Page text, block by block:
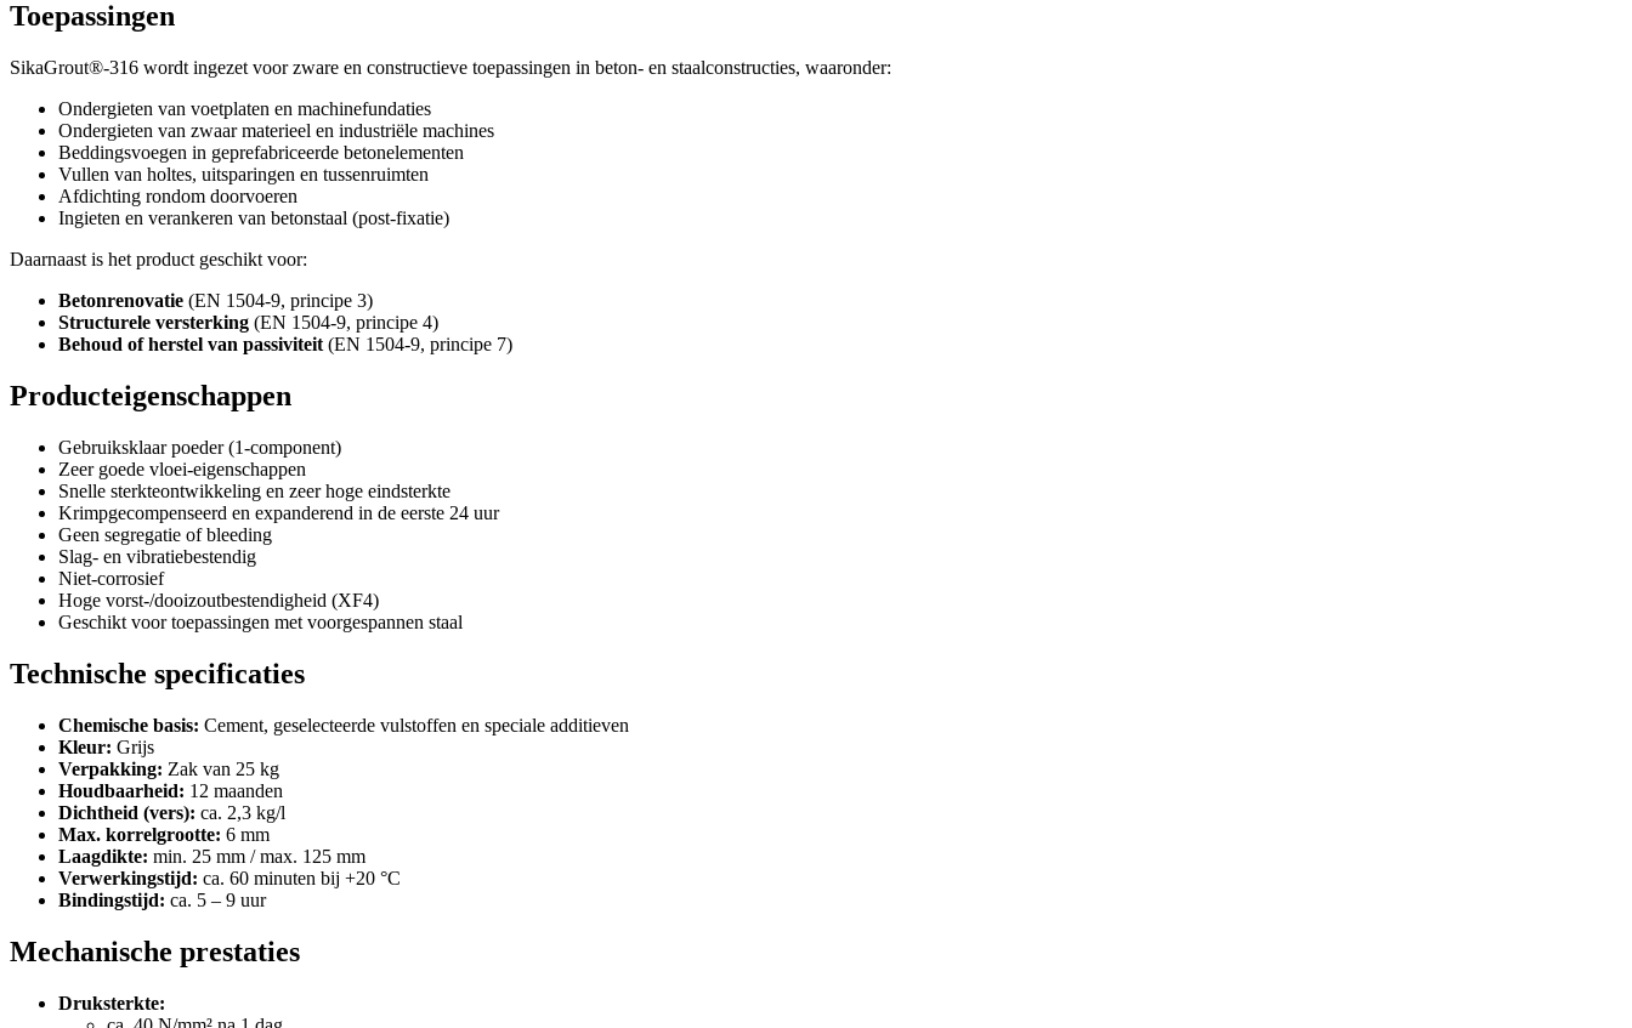
Toepassingen
SikaGrout®-316 wordt ingezet voor zware en constructieve toepassingen in beton- en staalconstructies, waaronder:
Ondergieten van voetplaten en machinefundaties
Ondergieten van zwaar materieel en industriële machines
Beddingsvoegen in geprefabriceerde betonelementen
Vullen van holtes, uitsparingen en tussenruimten
Afdichting rondom doorvoeren
Ingie­ten en verankeren van betonstaal (post-fixatie)
Daarnaast is het product geschikt voor:
Betonrenovatie (EN 1504-9, principe 3)
Structurele versterking (EN 1504-9, principe 4)
Behoud of herstel van passiviteit (EN 1504-9, principe 7)
Producteigenschappen
Gebruiksklaar poeder (1-component)
Zeer goede vloei-eigenschappen
Snelle sterkteontwikkeling en zeer hoge eindsterkte
Krimpgecompenseerd en expanderend in de eerste 24 uur
Geen segregatie of bleeding
Slag- en vibratiebestendig
Niet-corrosief
Hoge vorst-/dooizoutbestendigheid (XF4)
Geschikt voor toepassingen met voorgespannen staal
Technische specificaties
Chemische basis: Cement, geselecteerde vulstoffen en speciale additieven
Kleur: Grijs
Verpakking: Zak van 25 kg
Houdbaarheid: 12 maanden
Dichtheid (vers): ca. 2,3 kg/l
Max. korrelgrootte: 6 mm
Laagdikte: min. 25 mm / max. 125 mm
Verwerkingstijd: ca. 60 minuten bij +20 °C
Bindingstijd: ca. 5 – 9 uur
Mechanische prestaties
Druksterkte: